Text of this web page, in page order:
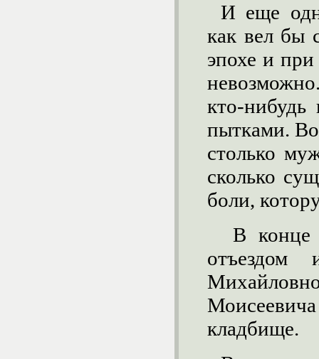
И еще
как вел бы
эпохе и при
кто-нибудь
пытками.
столько
сколько
боли,
В конце
кладбище.